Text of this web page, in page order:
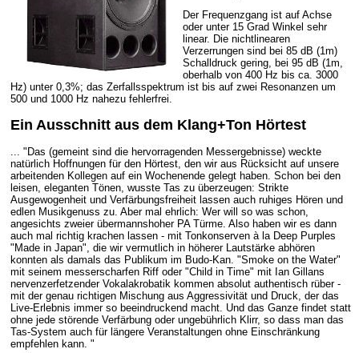
Der Frequenzgang ist auf Achse
oder unter 15 Grad Winkel sehr
linear. Die nichtlinearen
Verzerrungen sind bei 85 dB (1m)
Schalldruck gering, bei 95 dB (1m,
oberhalb von 400 Hz bis ca. 3000
Hz) unter 0,3%; das Zerfallsspektrum ist bis auf zwei Resonanzen um
500 und 1000 Hz nahezu fehlerfrei.
Ein Ausschnitt aus dem Klang+Ton Hörtest
... "Das (gemeint sind die hervorragenden Messergebnisse) weckte
natürlich Hoffnungen für den Hörtest, den wir aus Rücksicht auf unsere
arbeitenden Kollegen auf ein Wochenende gelegt haben. Schon bei den
leisen, eleganten Tönen, wusste Tas zu überzeugen: Strikte
Ausgewogenheit und Verfärbungsfreiheit lassen auch ruhiges Hören und
edlen Musikgenuss zu. Aber mal ehrlich: Wer will so was schon,
angesichts zweier übermannshoher PA Türme. Also haben wir es dann
auch mal richtig krachen lassen - mit Tonkonserven à la Deep Purples
"Made in Japan", die wir vermutlich in höherer Lautstärke abhören
konnten als damals das Publikum im Budo-Kan. "Smoke on the Water"
mit seinem messerscharfen Riff oder "Child in Time" mit Ian Gillans
nervenzerfetzender Vokalakrobatik kommen absolut authentisch rüber -
mit der genau richtigen Mischung aus Aggressivität und Druck, der das
Live-Erlebnis immer so beeindruckend macht. Und das Ganze findet statt
ohne jede störende Verfärbung oder ungebührlich Klirr, so dass man das
Tas-System auch für längere Veranstaltungen ohne Einschränkung
empfehlen kann. "